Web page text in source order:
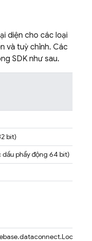
diện cho các loại
và tuỳ chỉnh. Các
SDK như sau.
bit)
dấu phẩy động 64 bit)